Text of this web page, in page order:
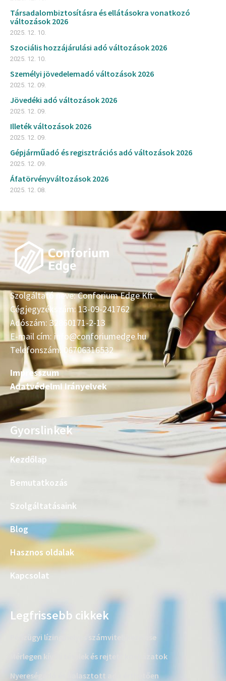
Társadalombiztosításra és ellátásokra vonatkozó
változások 2026
2025. 12. 10.
Szociális hozzájárulási adó változások 2026
2025. 12. 10.
Személyi jövedelemadó változások 2026
2025. 12. 09.
Jövedéki adó változások 2026
2025. 12. 09.
Illeték változások 2026
2025. 12. 09.
Gépjárműadó és regisztrációs adó változások 2026
2025. 12. 09.
Áfatörvényváltozások 2026
2025. 12. 08.
Szolgáltató neve: Conforium Edge Kft.
Cégjegyzékszám: 13-09-241762
Adószám: 32860171-2-13
E-mail cím: info@conforiumedge.hu
Telefonszám: 06706316532
Impresszum
Adatvédelmi irányelvek
Gyorslinkek
Kezdőlap
Bemutatkozás
Szolgáltatásaink
Blog
Hasznos oldalak
Kapcsolat
Legfrissebb cikkek
Pénzügyi lízing helyes számviteli kezelése
Mérlegen kívüli tételek és rejtett kockázatok
Nyereségadó és halasztott adó érthetően